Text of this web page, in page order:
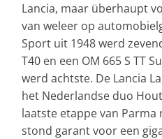
Lancia, maar überhaupt
van weleer op
Sport uit 1948 werd
T40 en een OM 665 S TT
werd achtste. De Lancia
het Nederlandse duo
laatste etappe van Parma
stond garant voor een